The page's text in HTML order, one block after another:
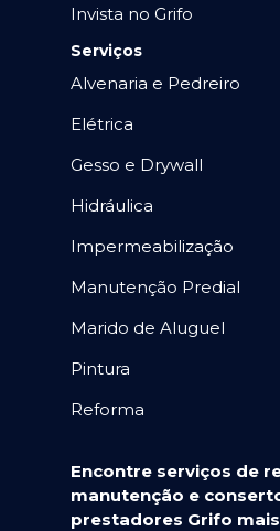
Invista no Grifo
Serviços
Alvenaria e Pedreiro
Elétrica
Gesso e Drywall
Hidráulica
Impermeabilização
Manutenção Predial
Marido de Aluguel
Pintura
Reforma
Encontre serviços de
manutenção e
prestadores Grifo